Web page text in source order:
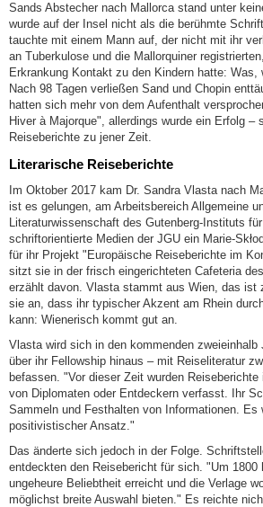
Sands Abstecher nach Mallorca stand unter
wurde auf der Insel nicht als die berühmte
tauchte mit einem Mann auf, der nicht mit ihr
an Tuberkulose und die Mallorquiner
Erkrankung Kontakt zu den Kindern hatte: Was,
Nach 98 Tagen verließen Sand und Chopin
hatten sich mehr von dem Aufenthalt
Hiver à Majorque", allerdings wurde ein Erfolg –
Reiseberichte zu jener Zeit.
Literarische Reiseberichte
Im Oktober 2017 kam Dr. Sandra Vlasta nach
ist es gelungen, am Arbeitsbereich Allgemeine
Literaturwissenschaft des Gutenberg-Instituts
schriftorientierte Medien der JGU ein Marie-
für ihr Projekt "Europäische Reiseberichte im
sitzt sie in der frisch eingerichteten Cafeteria
erzählt davon. Vlasta stammt aus Wien, das ist
sie an, dass ihr typischer Akzent am Rhein
kann: Wienerisch kommt gut an.
Vlasta wird sich in den kommenden zweieinhalb
über ihr Fellowship hinaus – mit Reiseliteratur
befassen. "Vor dieser Zeit wurden
von Diplomaten oder Entdeckern verfasst. Ihr
Sammeln und Festhalten von Informationen. Es
positivistischer Ansatz."
Das änderte sich jedoch in der Folge.
entdeckten den Reisebericht für sich. "Um 1800
ungeheure Beliebtheit erreicht und die Verlage
möglichst breite Auswahl bieten." Es reichte